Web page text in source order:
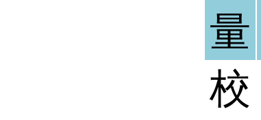
量
校